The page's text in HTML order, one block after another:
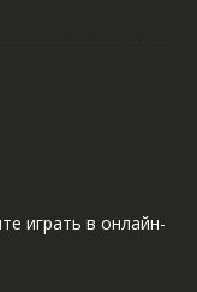
играть в онлайн-